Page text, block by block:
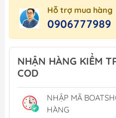
Hỗ trợ mua hàng
0906777989
NHẬN HÀNG KIỂM
COD
NHẬP MÃ
HÀNG